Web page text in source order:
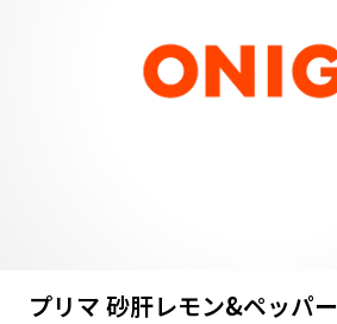
プリマ 砂肝レモン&ペッパー